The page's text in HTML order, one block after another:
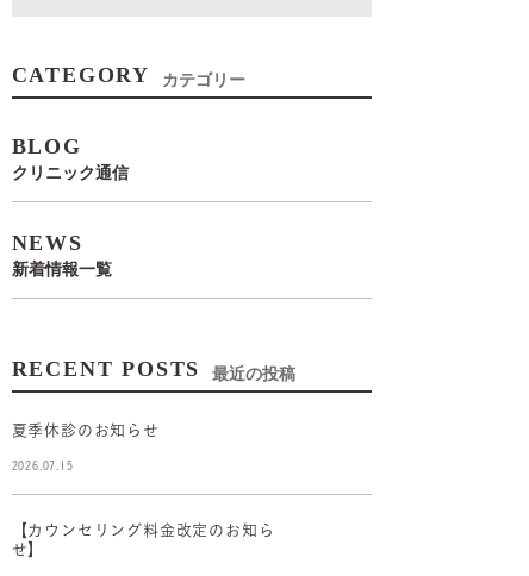
CATEGORY カテゴリー
BLOG
クリニック通信
NEWS
新着情報一覧
RECENT POSTS 最近の投稿
夏季休診のお知らせ
2026.07.15
【カウンセリング料金改定のお知ら
せ】